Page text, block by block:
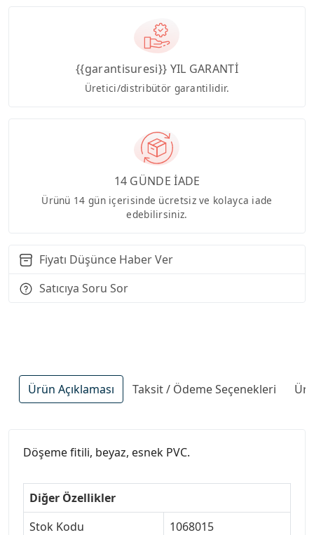
{{garantisuresi}} YIL GARANTİ
Üretici/distribütör garantilidir.
14 GÜNDE İADE
Ürünü 14 gün içerisinde ücretsiz ve kolayca iade
edebilirsiniz.
Fiyatı Düşünce Haber Ver
Satıcıya Soru Sor
Ürün Açıklaması Taksit / Ödeme Seçenekleri
Döşeme fitili, beyaz, esnek PVC.
Diğer Özellikler
Stok Kodu
1068015